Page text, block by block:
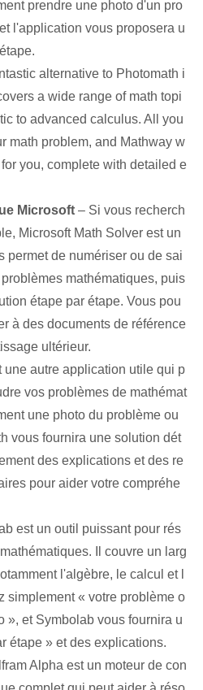
prendre une photo ⁢d'un pro
l'application vous proposera u
alternative to‌ Photomath i
a ⁢wide range ‍of⁣ math topi
to ‌advanced calculus. All ‌you
math problem, ​and Mathway w
you,‌ complete with ‌detailed e
Microsoft⁢ – Si vous recherch
⁢Microsoft‌ Math Solver ⁢est ⁢un
permet de numériser ou de sai
mathématiques, puis
étape par étape. Vous pou
à des documents de référence
ultérieur.
une autre application utile qui p
‍vos problèmes de mathémat
une photo du problème ‍ou⁢
vous fournira⁢ une solution dét
des explications et des re
pour ⁢aider‌ votre compréhe
est un outil puissant pour‌ rés
Il couvre un larg
l'algèbre, le calcul et l
simplement « votre problème o
», et Symbolab vous fournira u
étape » et des explications.
Alpha est​ un moteur de con